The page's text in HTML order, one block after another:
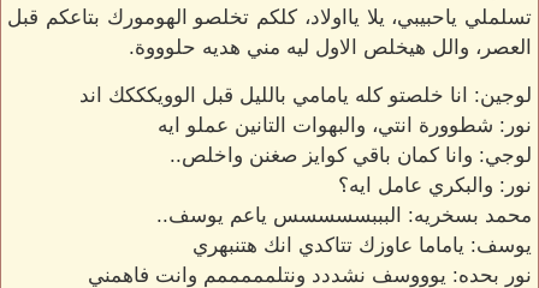
تسلملي ياحبيبي، يلا يااولاد، كلكم تخلصو الهومورك بتاعكم قبل
العصر، والل هيخلص الاول ليه مني هديه حلوووة.
لوجين: انا خلصتو كله يامامي بالليل قبل الوويكككك اند
نور: شطوورة انتي، والبهوات التانين عملو ايه
لوجي: وانا كمان باقي كوايز صغنن واخلص..
نور: والبكري عامل ايه؟
محمد بسخريه: البببسسسسس ياعم يوسف..
يوسف: ياماما عاوزك تتاكدي انك هتنبهري
نور بحده: يوووسف نشددد ونتلمممممم وانت فاهمني